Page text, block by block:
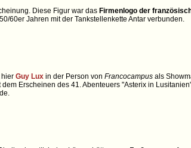
Diese Figur war das Firmenlogo der
60er Jahren mit der Tankstellenkette Antar verbunden.
hier Guy Lux in der Person von Francocampus als
Erscheinen des 41. Abenteuers "Asterix in